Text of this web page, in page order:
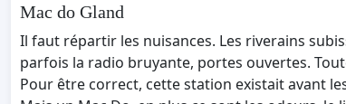
Mac do Gland
Il faut répartir les nuisances. Les riverains
parfois la radio bruyante, portes ouvertes.
Pour être correct, cette station existait avant